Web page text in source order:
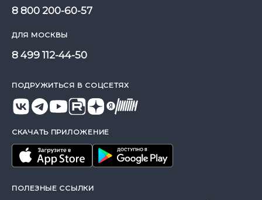
8 800 200-60-57
ДЛЯ МОСКВЫ
8 499 112-44-50
ПОДРУЖИТЬСЯ В СОЦСЕТЯХ
СКАЧАТЬ ПРИЛОЖЕНИЕ
ПОЛЕЗНЫЕ ССЫЛКИ